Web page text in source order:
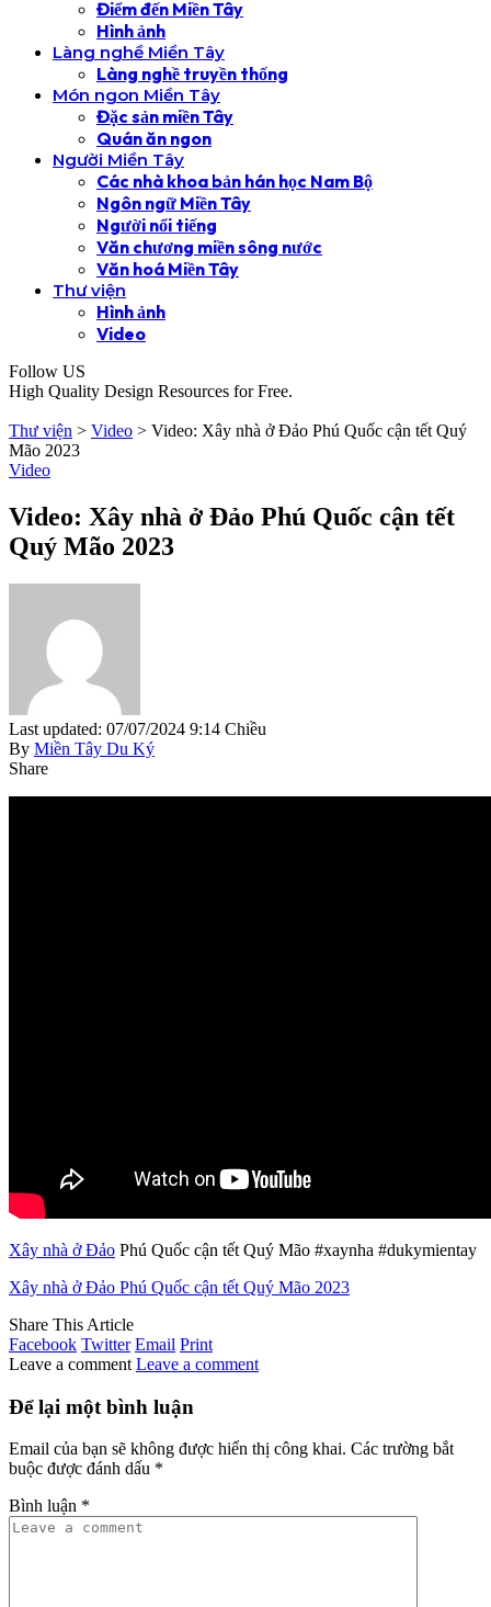
Điểm đến Miền Tây
Hình ảnh
Làng nghề Miền Tây
Làng nghề truyền thống
Món ngon Miền Tây
Đặc sản miền Tây
Quán ăn ngon
Người Miền Tây
Các nhà khoa bản hán học Nam Bộ
Ngôn ngữ Miền Tây
Người nổi tiếng
Văn chương miền sông nước
Văn hoá Miền Tây
Thư viện
Hình ảnh
Video
Follow US
High Quality Design Resources for Free.
Thư viện > Video > Video: Xây nhà ở Đảo Phú Quốc cận tết Quý
Mão 2023
Video
Video: Xây nhà ở Đảo Phú Quốc cận tết
Quý Mão 2023
Last updated: 07/07/2024 9:14 Chiều
By Miền Tây Du Ký
Share
Xây nhà ở Đảo Phú Quốc cận tết Quý Mão #xaynha #dukymientay
Xây nhà ở Đảo Phú Quốc cận tết Quý Mão 2023
Share This Article
Facebook Twitter Email Print
Leave a comment Leave a comment
Để lại một bình luận
Email của bạn sẽ không được hiển thị công khai. Các trường bắt
buộc được đánh dấu *
Bình luận *